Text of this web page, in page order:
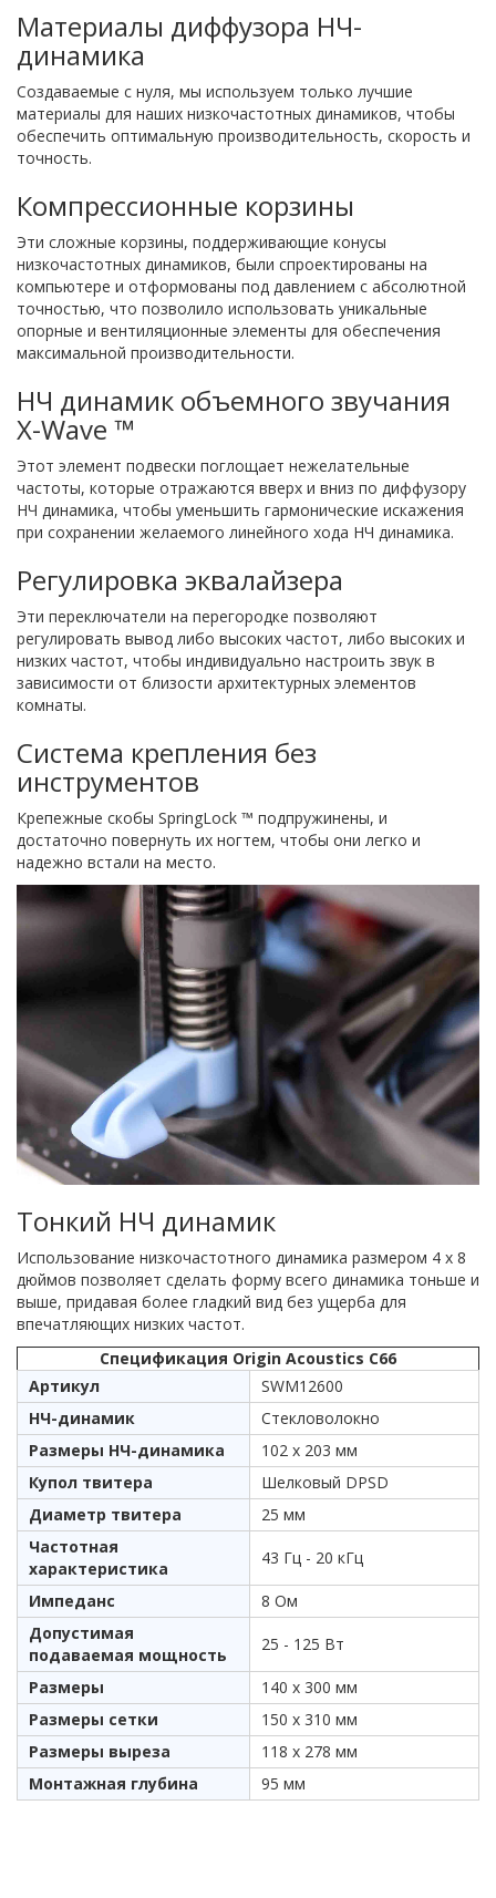
Материалы диффузора НЧ-
динамика
Создаваемые с нуля, мы используем только лучшие
материалы для наших низкочастотных динамиков, чтобы
обеспечить оптимальную производительность, скорость и
точность.
Компрессионные корзины
Эти сложные корзины, поддерживающие конусы
низкочастотных динамиков, были спроектированы на
компьютере и отформованы под давлением с абсолютной
точностью, что позволило использовать уникальные
опорные и вентиляционные элементы для обеспечения
максимальной производительности.
НЧ динамик объемного звучания
X-Wave ™
Этот элемент подвески поглощает нежелательные
частоты, которые отражаются вверх и вниз по диффузору
НЧ динамика, чтобы уменьшить гармонические искажения
при сохранении желаемого линейного хода НЧ динамика.
Регулировка эквалайзера
Эти переключатели на перегородке позволяют
регулировать вывод либо высоких частот, либо высоких и
низких частот, чтобы индивидуально настроить звук в
зависимости от близости архитектурных элементов
комнаты.
Система крепления без
инструментов
Крепежные скобы SpringLock ™ подпружинены, и
достаточно повернуть их ногтем, чтобы они легко и
надежно встали на место.
Тонкий НЧ динамик
Использование низкочастотного динамика размером 4 x 8
дюймов позволяет сделать форму всего динамика тоньше и
выше, придавая более гладкий вид без ущерба для
впечатляющих низких частот.
Спецификация Origin Acoustics C66
Артикул
SWM12600
НЧ-динамик
Стекловолокно
Размеры НЧ-динамика
102 x 203 мм
Купол твитера
Шелковый DPSD
Диаметр твитера
25 мм
Частотная
характеристика
43 Гц - 20 кГц
Импеданс
8 Ом
Допустимая
подаваемая мощность
25 - 125 Вт
Размеры
140 x 300 мм
Размеры сетки
150 x 310 мм
Размеры выреза
118 x 278 мм
Монтажная глубина
95 мм